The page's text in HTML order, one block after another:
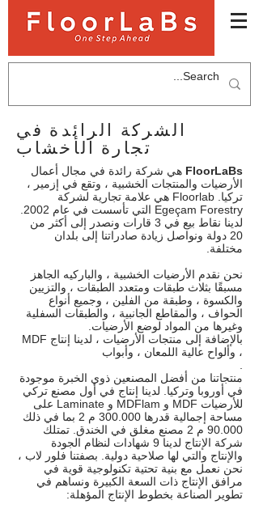
الشركة الرائدة في
تجارة الأخشاب
FloorLaBs هي شركة رائدة في مجال أعمال
الأرضيات والمنتجات الخشبية ، وتقع في إزمير ،
تركيا. Floorlab هي علامة تجارية لشركة
لدينا نقاط بيع في 3 قارات ونصدر إلى أكثر من
20 دولة ونواصل زيادة صادراتنا إلى بلدان
مختلفة.
نحن نقدم الأرضيات الخشبية ، والباركيه الجاهز
مسبقًا بثلاث طبقات ومتعدد الطبقات ، والتزيين
والكسوة ، وطبقة من الفلين ، وجميع أنواع
الحواف ، والمقاطع الجانبية ، والطبقات السفلية
وغيرها من المواد لوضع الأرضيات.
بالإضافة إلى منتجات الأرضيات ، لدينا إنتاج MDF
، وألواح عالية اللمعان ، وأبواب
منتجاتنا من أفضل المصنعين ذوي الخبرة موجودة
في أوروبا وتركيا. لدينا إنتاج في أول مصنع تركي
للأرضيات MDF و MDFlam و Laminate على
مساحة إجمالية قدرها​​ 300.000 م 2 بما في ذلك
90.000 م 2 مصنع مغلق في الخندق. تمتلك
شركة الإنتاج لدينا 9 شهادات لنظام الجودة
والإنتاج والتي لها صلاحية دولية. بصفتنا فلور لاب ،
نحن نعمل مع بنية تحتية تكنولوجية قوية في
مرافق الإنتاج ذات السعة الكبيرة ونساهم في
تطوير الصناعة بخطوط الإنتاج المؤهلة: